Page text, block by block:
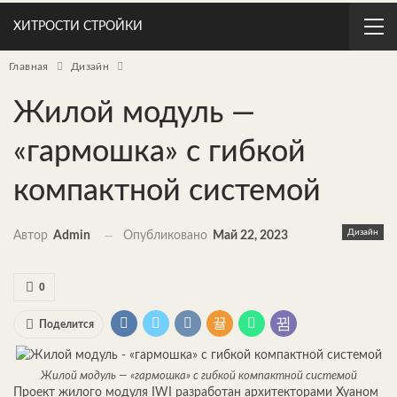
ХИТРОСТИ СТРОЙКИ
Главная Дизайн
Жилой модуль —
«гармошка» с гибкой
компактной системой
Дизайн
Автор Admin Опубликовано Май 22, 2023
0
Поделится
Жилой модуль — «гармошка» с гибкой компактной системой
Проект жилого модуля IWI разработан архитекторами Хуаном